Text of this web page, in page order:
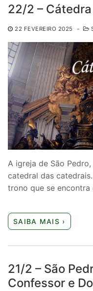
22/2 –
22 FEVEREIRO 2025 -
A igreja de São
catedral das
trono que se encontra
SAIBA MAIS ›
21/2 – São
Confessor e